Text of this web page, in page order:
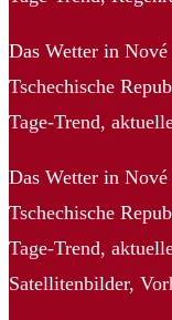
Das Wetter in
Tschechische
Tage-Trend,
Das Wetter in
Tschechische
Tage-Trend,
Satellitenbilder,